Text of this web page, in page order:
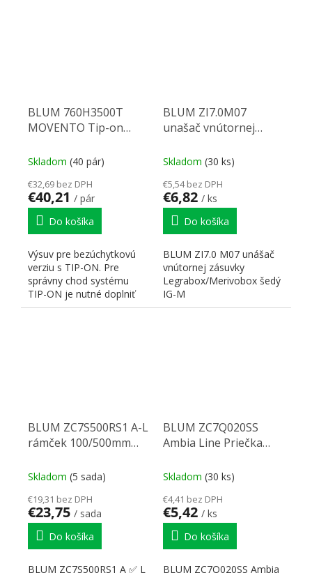
BLUM 760H3500T
MOVENTO Tip-on
Skladom (40 pár)
€32,69 bez DPH
€40,21 / pár
Do košíka
Výsuv pre bezúchytkovú
verziu s TIP-ON. Pre
správny chod systému
TIP-ON je nutné doplniť
synchronizáciu - pastorky...
BLUM ZI7.0M07
unašač vnútornej
šedá IG-M
Skladom (30 ks)
€5,54 bez DPH
€6,82 / ks
Do košíka
BLUM ZI7.0 M07 unášač
vnútornej zásuvky
Legrabox/Merivobox šedý
IG-M
BLUM ZC7S500RS1 A-L
rámček 100/500mm
Skladom (5 sada)
€19,31 bez DPH
€23,75 / sada
Do košíka
BLUM ZC7S500RS1 A ✅ L
BLUM ZC7Q020SS
Ambia Line Priečka
Skladom (30 ks)
€4,41 bez DPH
€5,42 / ks
Do košíka
BLUM ZC7Q020SS Ambia